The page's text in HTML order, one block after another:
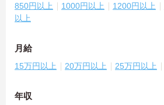
850円以上 1000円以上 1200円以上
以上
月給
15万円以上 20万円以上 25万円以上
年収